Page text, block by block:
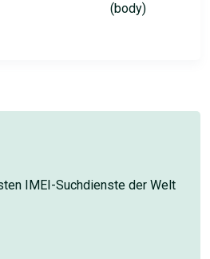
(body)
IMEI-Suchdienste der Welt